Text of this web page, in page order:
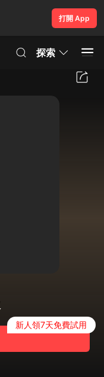
打開 App
探索
新人領7天免費試用